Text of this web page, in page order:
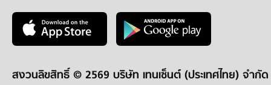
สงวนลิขสิทธิ์ © 2569 บริษัท เทนเซ็นต์ (ประเทศไทย) จำกัด